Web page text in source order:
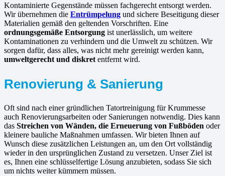
Kontaminierte Gegenstände müssen fachgerecht entsorgt werden.
Wir übernehmen die Entrümpelung und sichere Beseitigung dieser
Materialien gemäß den geltenden Vorschriften. Eine
ordnungsgemäße Entsorgung ist unerlässlich, um weitere
Kontaminationen zu verhindern und die Umwelt zu schützen. Wir
sorgen dafür, dass alles, was nicht mehr gereinigt werden kann,
umweltgerecht und diskret entfernt wird.
Renovierung & Sanierung
Oft sind nach einer gründlichen Tatortreinigung für Krummesse
auch Renovierungsarbeiten oder Sanierungen notwendig. Dies kann
das Streichen von Wänden, die Erneuerung von Fußböden oder
kleinere bauliche Maßnahmen umfassen. Wir bieten Ihnen auf
Wunsch diese zusätzlichen Leistungen an, um den Ort vollständig
wieder in den ursprünglichen Zustand zu versetzen. Unser Ziel ist
es, Ihnen eine schlüsselfertige Lösung anzubieten, sodass Sie sich
um nichts weiter kümmern müssen.